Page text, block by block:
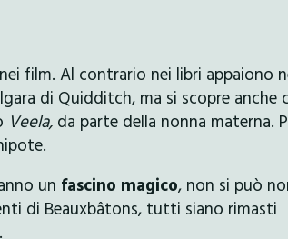
film. Al contrario nei libri appaiono
di Quidditch, ma si scopre anche
Veela,da parte della nonna materna.
un fascino magico, non si può
di Beauxbâtons, tutti siano rimasti